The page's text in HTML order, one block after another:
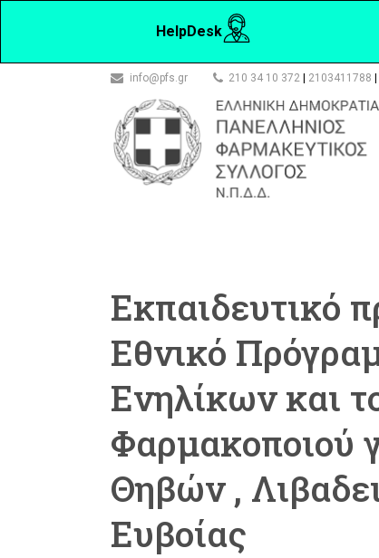
HelpDesk
info@pfs.gr 210 34 10 372 2103411788
Εκπαιδευτικό
Εθνικό
Ενηλίκων και
Φαρμακοποιού
Θηβών ,
Ευβοίας